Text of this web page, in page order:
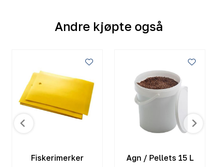
Andre kjøpte også
Fiskerimerker Agn / Pellets 15 L